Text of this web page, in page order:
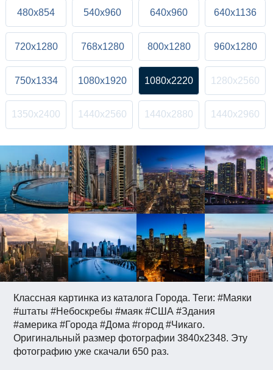
Классная картинка из каталога Города. Теги: #Маяки
#штаты #Небоскребы #маяк #США #Здания
#америка #Города #Дома #город #Чикаго.
Оригинальный размер фотографии 3840x2348. Эту
фотографию уже скачали 650 раз.
480x854 540x960 640x960 640x1136
720x1280 768x1280 800x1280 960x1280
750x1334 1080x1920 1080x2220 1280x2560
1350x2400 1440x2560 1440x2880 1440x2960